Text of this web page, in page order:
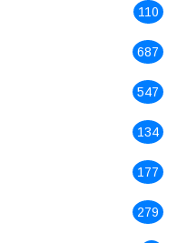
110
687
547
134
177
279